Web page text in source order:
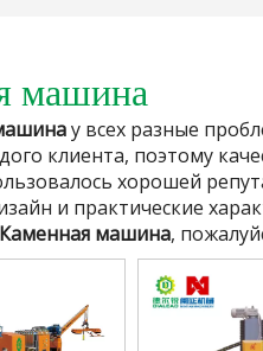
машина
у всех разные
клиента, поэтому
хорошей
и практические
Каменная машина,